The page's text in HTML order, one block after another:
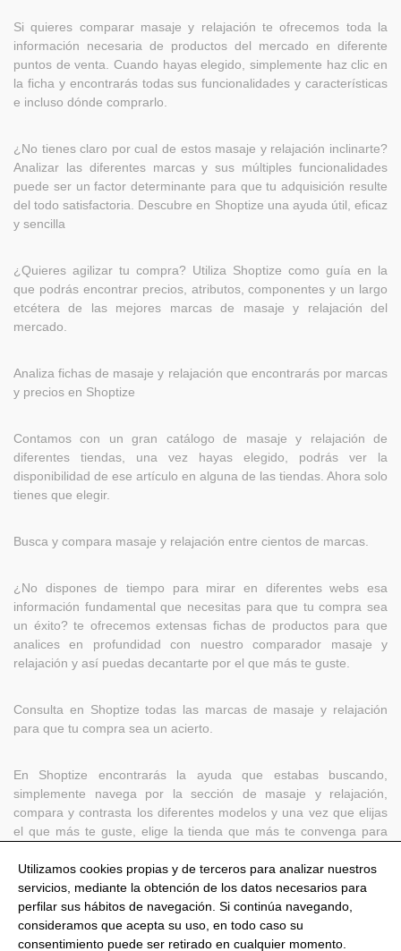
Si quieres comparar masaje y relajación te ofrecemos toda la
información necesaria de productos del mercado en diferente
puntos de venta. Cuando hayas elegido, simplemente haz clic en
la ficha y encontrarás todas sus funcionalidades y características
e incluso dónde comprarlo.
¿No tienes claro por cual de estos masaje y relajación inclinarte?
Analizar las diferentes marcas y sus múltiples funcionalidades
puede ser un factor determinante para que tu adquisición resulte
del todo satisfactoria. Descubre en Shoptize una ayuda útil, eficaz
y sencilla
¿Quieres agilizar tu compra? Utiliza Shoptize como guía en la
que podrás encontrar precios, atributos, componentes y un largo
etcétera de las mejores marcas de masaje y relajación del
mercado.
Analiza fichas de masaje y relajación que encontrarás por marcas
y precios en Shoptize
Contamos con un gran catálogo de masaje y relajación de
diferentes tiendas, una vez hayas elegido, podrás ver la
disponibilidad de ese artículo en alguna de las tiendas. Ahora solo
tienes que elegir.
Busca y compara masaje y relajación entre cientos de marcas.
¿No dispones de tiempo para mirar en diferentes webs esa
información fundamental que necesitas para que tu compra sea
un éxito? te ofrecemos extensas fichas de productos para que
analices en profundidad con nuestro comparador masaje y
relajación y así puedas decantarte por el que más te guste.
Consulta en Shoptize todas las marcas de masaje y relajación
para que tu compra sea un acierto.
En Shoptize encontrarás la ayuda que estabas buscando,
simplemente navega por la sección de masaje y relajación,
compara y contrasta los diferentes modelos y una vez que elijas
el que más te guste, elige la tienda que más te convenga para
Utilizamos cookies propias y de terceros para analizar nuestros
servicios, mediante la obtención de los datos necesarios para
perfilar sus hábitos de navegación. Si continúa navegando,
consideramos que acepta su uso, en todo caso su
consentimiento puede ser retirado en cualquier momento.